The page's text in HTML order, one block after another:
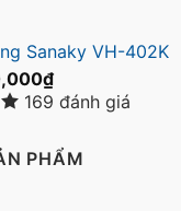
Sanaky VH-402K
₫
169 đánh giá
PHẨM